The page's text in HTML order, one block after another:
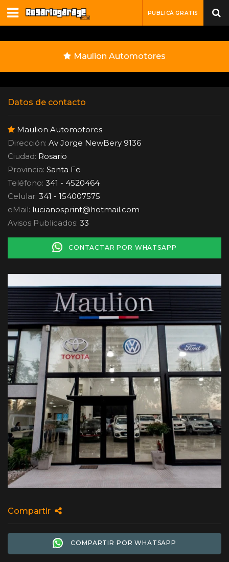
PUBLICÁ GRATIS
Maulion Automotores
Datos de contacto
Maulion Automotores
Dirección: Av Jorge NewBery 9136
Ciudad: Rosario
Provincia: Santa Fe
Teléfono: 341 - 4520464
Celular: 341 - 154007575
eMail: lucianosprint@hotmail.com
Avisos Publicados: 33
CONTACTAR POR WHATSAPP
Compartir
COMPARTIR POR WHATSAPP